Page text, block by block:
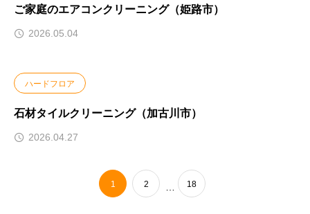
ご家庭のエアコンクリーニング（姫路市）
2026.05.04
ハードフロア
石材タイルクリーニング（加古川市）
2026.04.27
1 2 18